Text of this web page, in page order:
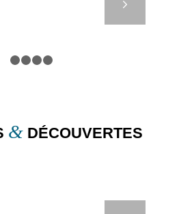
&DÉCOUVERTES